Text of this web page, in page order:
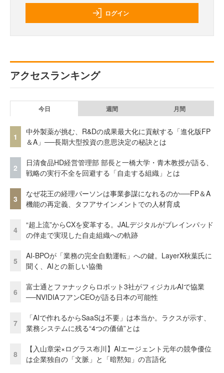
ログイン
アクセスランキング
今日 週間 月間
1
中外製薬が挑む、R&Dの成果最大化に貢献する「進化版FP
＆A」──長期大型投資の意思決定の秘訣とは
2
日清食品HD経営管理部 部長と一橋大学・青木教授が語る、
戦略の実行不全を回避する「自走する組織」とは
3
なぜ花王の経理パーソンは事業参謀になれるのか──FP＆A
機能の再定義、タフアサインメントでの人材育成
4
“超上流”からCXを変革する。JALデジタルがブレインパッド
の伴走で実現した自走組織への軌跡
5
AI-BPOが「業務の完全自動運転」への鍵。LayerX秋葉氏に
聞く、AIとの新しい協働
6
富士通とファナックらロボット3社がフィジカルAIで協業
──NVIDIAフアンCEOが語る日本の可能性
7
「AIで作れるからSaaSは不要」は本当か。ラクスが示す、
業務システムに残る“4つの価値”とは
8
【入山章栄×ログラス布川】AIエージェント元年の競争優位
は企業独自の「文脈」と「暗黙知」の言語化